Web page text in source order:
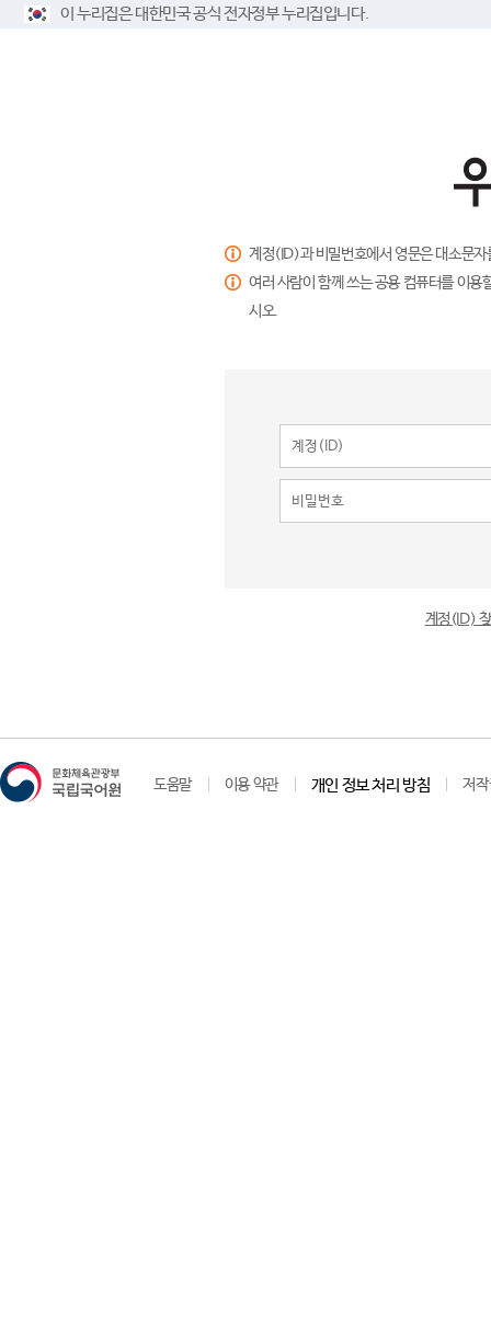
이 누리집은 대한민국 공식 전자정부 누리집입니다.
계정(ID)과 비밀번호에서 영문은 대소문
여러 사람이 함께 쓰는 공용 컴퓨터를 이
시오.
계정(ID)
도움말 이용 약관 개인 정보 처리 방침 저